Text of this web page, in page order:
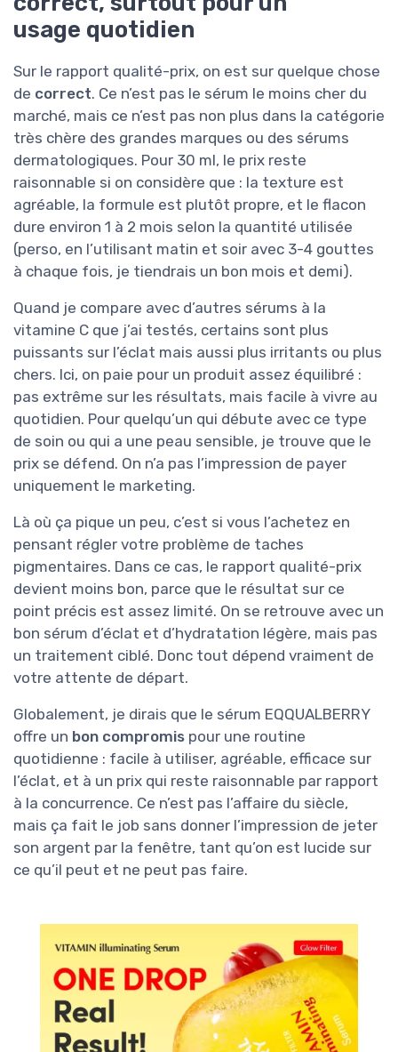
usage quotidien
Sur le rapport qualité-prix, on est sur quelque chose
de correct. Ce n’est pas le sérum le moins cher du
marché, mais ce n’est pas non plus dans la catégorie
très chère des grandes marques ou des sérums
dermatologiques. Pour 30 ml, le prix reste
raisonnable si on considère que : la texture est
agréable, la formule est plutôt propre, et le flacon
dure environ 1 à 2 mois selon la quantité utilisée
(perso, en l’utilisant matin et soir avec 3-4 gouttes
à chaque fois, je tiendrais un bon mois et demi).
Quand je compare avec d’autres sérums à la
vitamine C que j’ai testés, certains sont plus
puissants sur l’éclat mais aussi plus irritants ou plus
chers. Ici, on paie pour un produit assez équilibré :
pas extrême sur les résultats, mais facile à vivre au
quotidien. Pour quelqu’un qui débute avec ce type
de soin ou qui a une peau sensible, je trouve que le
prix se défend. On n’a pas l’impression de payer
uniquement le marketing.
Là où ça pique un peu, c’est si vous l’achetez en
pensant régler votre problème de taches
pigmentaires. Dans ce cas, le rapport qualité-prix
devient moins bon, parce que le résultat sur ce
point précis est assez limité. On se retrouve avec un
bon sérum d’éclat et d’hydratation légère, mais pas
un traitement ciblé. Donc tout dépend vraiment de
votre attente de départ.
Globalement, je dirais que le sérum EQQUALBERRY
offre un bon compromis pour une routine
quotidienne : facile à utiliser, agréable, efficace sur
l’éclat, et à un prix qui reste raisonnable par rapport
à la concurrence. Ce n’est pas l’affaire du siècle,
mais ça fait le job sans donner l’impression de jeter
son argent par la fenêtre, tant qu’on est lucide sur
ce qu’il peut et ne peut pas faire.